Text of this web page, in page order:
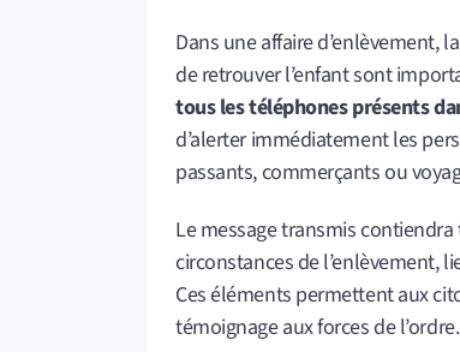
Dans une affaire d’enlèvement,
de retrouver l’enfant sont
tous les téléphones présents
d’alerter immédiatement les
passants, commerçants ou
Le message transmis
circonstances de l’enlèvement,
Ces éléments permettent aux
témoignage aux forces de l’ordre.